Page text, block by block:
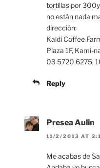
tortillas por
no están nada
dirección:
Kaldi Coffee
Plaza 1F, Kami-
03 5720 6275,
Reply
Presea Aulin
11/2/2013 AT
Me acabas de